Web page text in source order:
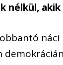
nélkül,